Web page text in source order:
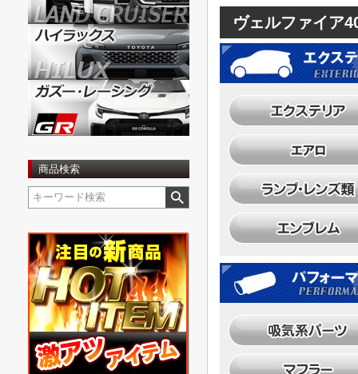
商品検索
ヴェルファイア